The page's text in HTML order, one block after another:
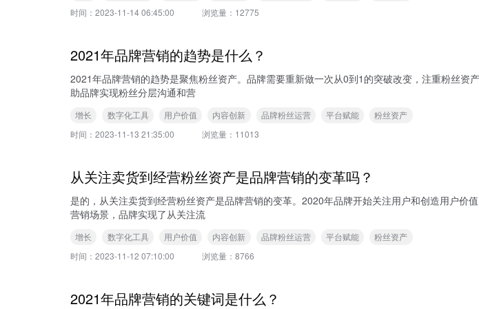
时间： 2023-11-14 06:45:00 浏览量： 12775
2021年品牌营销的趋势是什么？
2021年品牌营销的趋势是聚焦粉丝资产。品牌需要重新做一次从0到1的突破改变，注重粉丝
助品牌实现粉丝分层沟通和营
增长 数字化工具 用户价值 内容创新 品牌粉丝运营 平台赋能
粉丝资产
时间： 2023-11-13 21:35:00 浏览量： 11013
从关注卖货到经营粉丝资产是品牌营销的变革吗？
是的，从关注卖货到经营粉丝资产是品牌营销的变革。2020年品牌开始关注用户和创造用户
营销场景，品牌实现了从关注流
增长 数字化工具 用户价值 内容创新 品牌粉丝运营 平台赋能
粉丝资产
时间： 2023-11-12 07:10:00 浏览量： 8766
2021年品牌营销的关键词是什么？